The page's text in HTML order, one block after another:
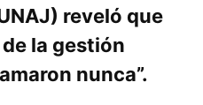
reveló que
la gestión
nunca”.